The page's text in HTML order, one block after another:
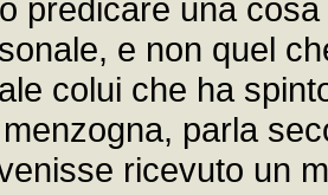
predicare una
e non quel
colui che ha
parla
ricevuto un